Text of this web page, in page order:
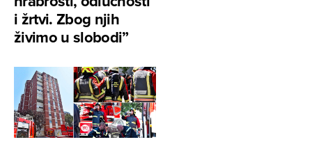
i žrtvi. Zbog njih
živimo u slobodi”